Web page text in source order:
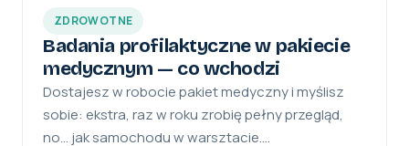
ZDROWOTNE
Badania profilaktyczne w pakiecie
medycznym — co wchodzi
Dostajesz w robocie pakiet medyczny i myślisz
sobie: ekstra, raz w roku zrobię pełny przegląd,
no… jak samochodu w warsztacie.…